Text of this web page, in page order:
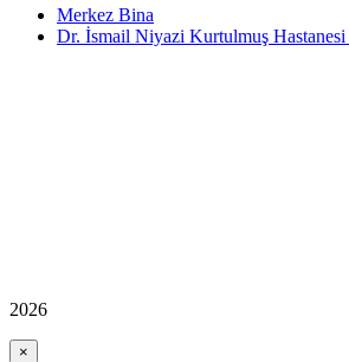
Merkez Bina
Dr. İsmail Niyazi Kurtulmuş Hastanesi
2026
×